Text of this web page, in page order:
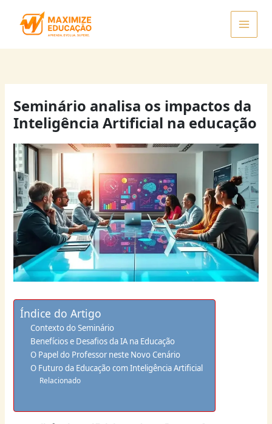
Seminário analisa os impactos da
Inteligência Artificial na educação
Índice do Artigo
Contexto do Seminário
Benefícios e Desafios da IA na Educação
O Papel do Professor neste Novo Cenário
O Futuro da Educação com Inteligência Artificial
Relacionado